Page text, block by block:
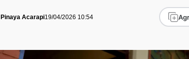
Acarapi19/04/2026 10:54